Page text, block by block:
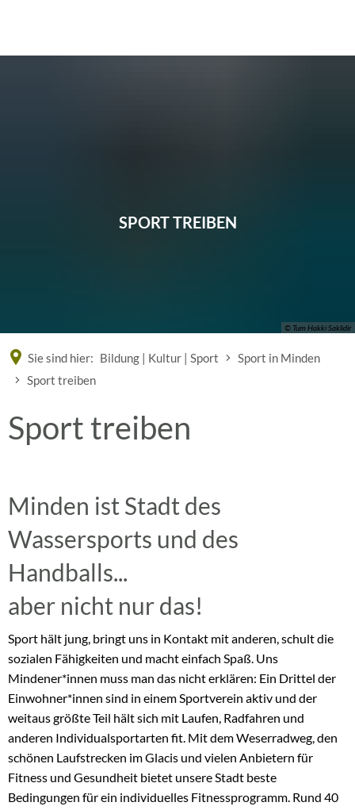
© Tum Hakki Saklidir
SPORT TREIBEN
Sie sind hier: Bildung | Kultur | Sport
Sport in Minden
Sport treiben
Sport
Sport treiben
Minden ist Stadt des
Wassersports und des
Handballs...
aber nicht nur das!
Sport hält jung, bringt uns in Kontakt mit anderen, schult die
sozialen Fähigkeiten und macht einfach Spaß. Uns
Mindener*innen muss man das nicht erklären: Ein Drittel der
Einwohner*innen sind in einem Sportverein aktiv und der
weitaus größte Teil hält sich mit Laufen, Radfahren und
anderen Individualsportarten fit. Mit dem Weserradweg, den
schönen Laufstrecken im Glacis und vielen Anbietern für
Fitness und Gesundheit bietet unsere Stadt beste
Bedingungen für ein individuelles Fitnessprogramm. Rund 40